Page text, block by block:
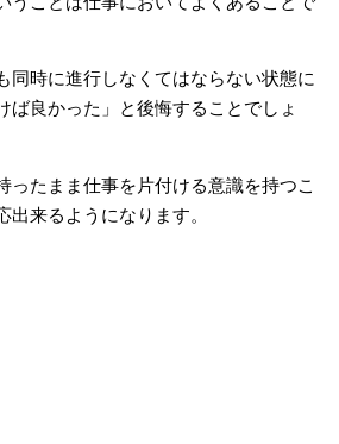
同時に進行しなくてはならない状態に
ば良かった」と後悔することでしょ
ったまま仕事を片付ける意識を持つこ
出来るようになります。